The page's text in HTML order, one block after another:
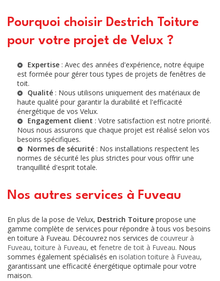
Pourquoi choisir Destrich Toiture
pour votre projet de Velux ?
Expertise : Avec des années d'expérience, notre équipe
est formée pour gérer tous types de projets de fenêtres de
toit.
Qualité : Nous utilisons uniquement des matériaux de
haute qualité pour garantir la durabilité et l'efficacité
énergétique de vos Velux.
Engagement client : Votre satisfaction est notre priorité.
Nous nous assurons que chaque projet est réalisé selon vos
besoins spécifiques.
Normes de sécurité : Nos installations respectent les
normes de sécurité les plus strictes pour vous offrir une
tranquillité d'esprit totale.
Nos autres services à Fuveau
En plus de la pose de Velux, Destrich Toiture propose une
gamme complète de services pour répondre à tous vos besoins
en toiture à Fuveau. Découvrez nos services de couvreur à
Fuveau,toiture à Fuveau, et fenetre de toit à Fuveau. Nous
sommes également spécialisés en isolation toiture à Fuveau,
garantissant une efficacité énergétique optimale pour votre
maison.